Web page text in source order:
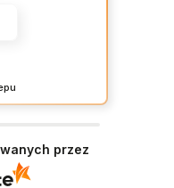
drobne
w
nadzieję - do
przez